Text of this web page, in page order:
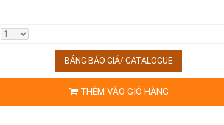
BẢNG BÁO GIÁ/ CATALOGUE
THÊM VÀO GIỎ HÀNG